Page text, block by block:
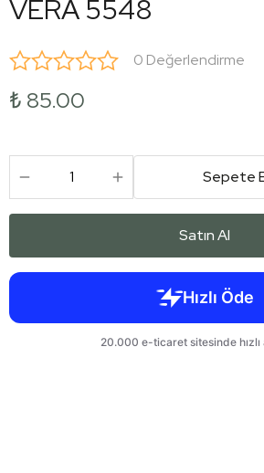
VERA 5548
0 Değerlendirme
₺ 85.00
Sepete
Satın Al